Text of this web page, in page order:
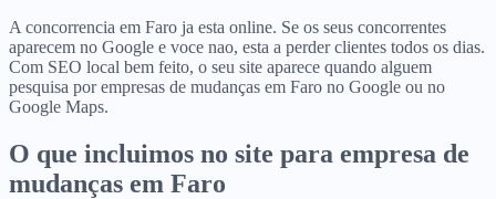
A concorrencia em Faro ja esta online. Se os seus concorrentes
aparecem no Google e voce nao, esta a perder clientes todos os dias.
Com SEO local bem feito, o seu site aparece quando alguem
pesquisa por empresas de mudanças em Faro no Google ou no
Google Maps.
O que incluimos no site para empresa de
mudanças em Faro